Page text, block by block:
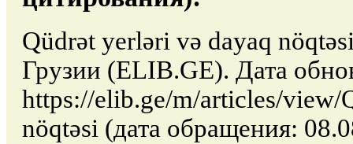
Qüdrət yerləri və dayaq
Грузии (ELIB.GE). Дата
https://elib.ge/m/articles/view/
nöqtəsi (дата обращения: